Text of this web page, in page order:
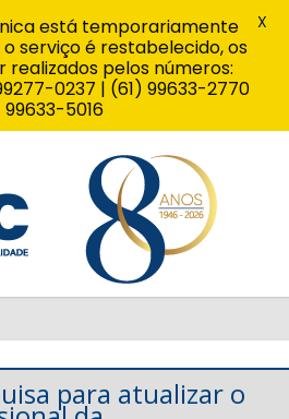
para atualizar o
está temporariamente
serviço é restabelecido, os
pelos números:
0237 | (61) 99633-2770
99633-5016
X